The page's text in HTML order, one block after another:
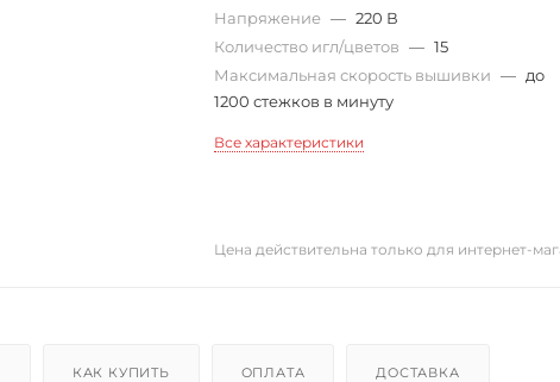
Напряжение — 220 В
Количество игл/цветов — 15
Максимальная скорость вышивки — до
1200 стежков в минуту
Все характеристики
Цена действительна только для интернет-
КАК КУПИТЬ ОПЛАТА ДОСТАВКА